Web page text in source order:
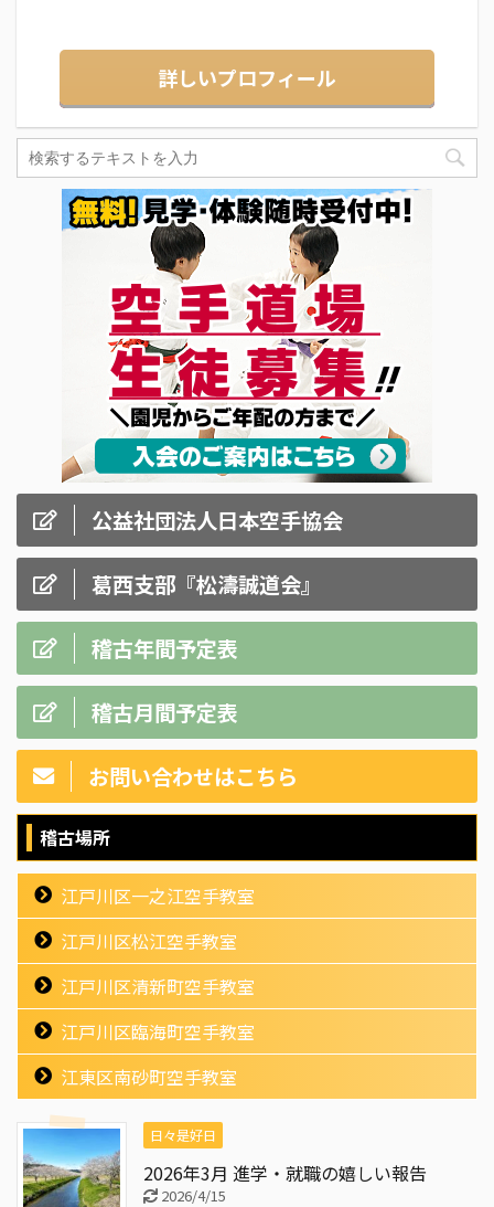
詳しいプロフィール
公益社団法人日本空手協会
葛西支部『松濤誠道会』
稽古年間予定表
稽古月間予定表
お問い合わせはこちら
稽古場所
江戸川区一之江空手教室
江戸川区松江空手教室
江戸川区清新町空手教室
江戸川区臨海町空手教室
江東区南砂町空手教室
日々是好日
2026年3月 進学・就職の嬉しい報告
2026/4/15